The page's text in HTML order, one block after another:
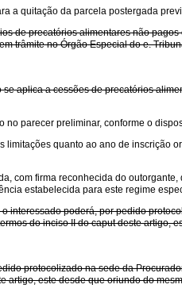
a quitação da parcela postergada
de precatórios alimentares não
trâmite no Órgão Especial do e.
aplica a cessões de precatórios
parecer preliminar, conforme o
quanto ao ano de inscrição
com firma reconhecida do
estabelecida para este regime
interessado poderá, por pedido
do inciso II do caput deste
protocolizado na sede da
artigo, este desde que oriundo do